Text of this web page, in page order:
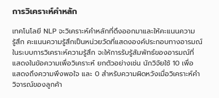
การวิเคราะห์คำหลัก
เทคโนโลยี NLP จะวิเคราะห์คำหลักที่ดึงออกมาและให้คะแนนความ
รู้สึก คะแนนความรู้สึกเป็นหน่วยวัดที่แสดงองค์ประกอบทางอารมณ์
ในระบบการวิเคราะห์ความรู้สึก จะให้การรับรู้สัมพัทธ์ของอารมณ์ที่
แสดงในข้อความเพื่อวิเคราะห์ ยกตัวอย่างเช่น นักวิจัยใช้ 10 เพื่อ
แสดงถึงความพึงพอใจ และ 0 สำหรับความผิดหวังเมื่อวิเคราะห์คำ
วิจารณ์ของลูกค้า